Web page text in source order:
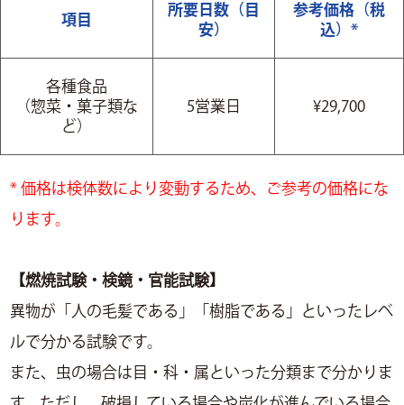
項目
所要日数（目
安）
参考価格（税
込）*
各種食品
（惣菜・菓子類な
ど）
5営業日 ¥29,700
* 価格は検体数により変動するため、ご参考の価格にな
ります。
【燃焼試験・検鏡・官能試験】
異物が「人の毛髪である」「樹脂である」といったレベ
ルで分かる試験です。
また、虫の場合は目・科・属といった分類まで分かりま